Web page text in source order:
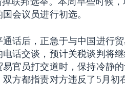
会议员进行初选。
话后，正急于与中国进行贸
话交谈，预计关税谈判将
官员打交道时，保持冷静
方都指责对方违反了5月初